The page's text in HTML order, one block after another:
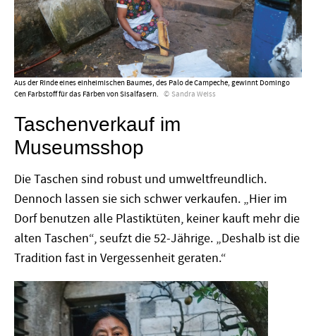
Aus der Rinde eines einheimischen Baumes, des Palo de Campeche, gewinnt Domingo
Cen Farbstoff für das Färben von Sisalfasern.
Sandra Weiss
Taschenverkauf im
Museumsshop
Die Taschen sind robust und umweltfreundlich.
Dennoch lassen sie sich schwer verkaufen. „Hier im
Dorf benutzen alle Plastiktüten, keiner kauft mehr die
alten Taschen“, seufzt die 52-Jährige. „Deshalb ist die
Tradition fast in Vergessenheit geraten.“